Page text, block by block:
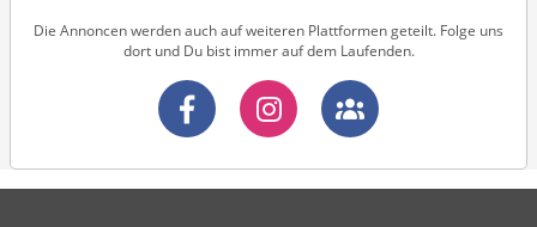
Die Annoncen werden auch auf weiteren Plattformen geteilt. Folge uns
dort und Du bist immer auf dem Laufenden.